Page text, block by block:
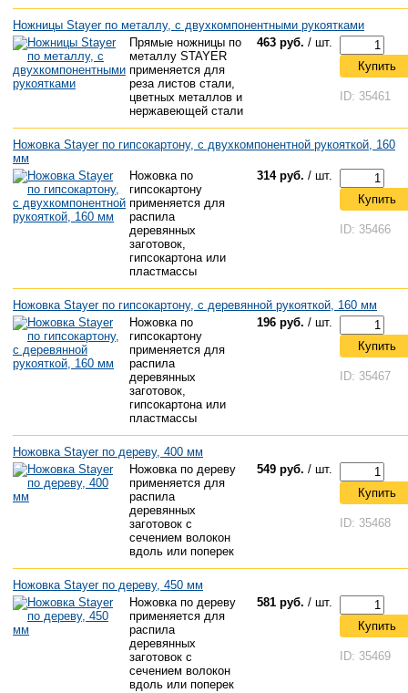
Ножницы Stayer по металлу, с двухкомпонентными рукоятками
Прямые ножницы по
металлу STAYER
применяется для
реза листов стали,
цветных металлов и
нержавеющей стали
463 руб. / шт.
Купить
ID: 35461
Ножовка Stayer по гипсокартону, с двухкомпонентной рукояткой, 160
мм
Ножовка по
гипсокартону
применяется для
распила
деревянных
заготовок,
гипсокартона или
пластмассы
314 руб. / шт.
Купить
ID: 35466
Ножовка Stayer по гипсокартону, с деревянной рукояткой, 160 мм
Ножовка по
гипсокартону
применяется для
распила
деревянных
заготовок,
гипсокартона или
пластмассы
196 руб. / шт.
Купить
ID: 35467
Ножовка Stayer по дереву, 400 мм
Ножовка по дереву
применяется для
распила
деревянных
заготовок с
сечением волокон
вдоль или поперек
549 руб. / шт.
Купить
ID: 35468
Ножовка Stayer по дереву, 450 мм
Ножовка по дереву
применяется для
распила
деревянных
заготовок с
сечением волокон
вдоль или поперек
581 руб. / шт.
Купить
ID: 35469